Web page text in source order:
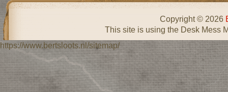
Copyright © 2026
This site is using the Desk Mess
https://www.bertsloots.nl/sitemap/